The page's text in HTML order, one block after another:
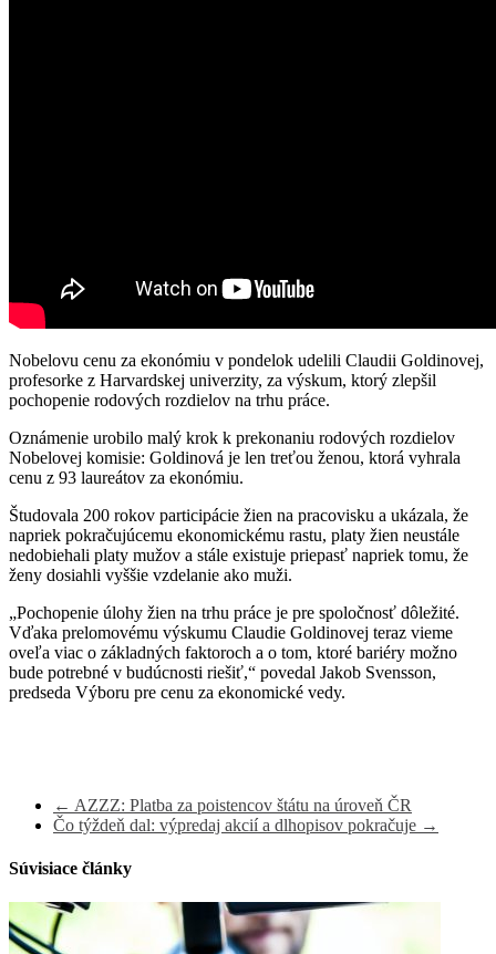
Nobelovu cenu za ekonómiu v pondelok udelili Claudii Goldinovej,
profesorke z Harvardskej univerzity, za výskum, ktorý zlepšil
pochopenie rodových rozdielov na trhu práce.
Oznámenie urobilo malý krok k prekonaniu rodových rozdielov
Nobelovej komisie: Goldinová je len treťou ženou, ktorá vyhrala
cenu z 93 laureátov za ekonómiu.
Študovala 200 rokov participácie žien na pracovisku a ukázala, že
napriek pokračujúcemu ekonomickému rastu, platy žien neustále
nedobiehali platy mužov a stále existuje priepasť napriek tomu, že
ženy dosiahli vyššie vzdelanie ako muži.
„Pochopenie úlohy žien na trhu práce je pre spoločnosť dôležité.
Vďaka prelomovému výskumu Claudie Goldinovej teraz vieme
oveľa viac o základných faktoroch a o tom, ktoré bariéry možno
bude potrebné v budúcnosti riešiť,“ povedal Jakob Svensson,
predseda Výboru pre cenu za ekonomické vedy.
← AZZZ: Platba za poistencov štátu na úroveň ČR
Čo týždeň dal: výpredaj akcií a dlhopisov pokračuje →
Súvisiace články